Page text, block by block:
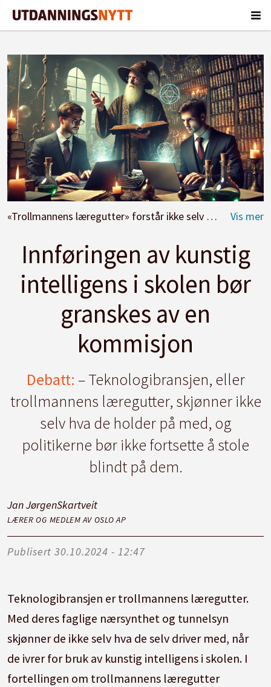
«Trollmannens læregutter» forstår ikke selv hva de driver med, skriver Jan Jørgen Skartveit.
Innføringen av kunstig
intelligens i skolen bør
granskes av en
kommisjon
Debatt: – Teknologibransjen, eller
trollmannens læregutter, skjønner ikke
selv hva de holder på med, og
politikerne bør ikke fortsette å stole
blindt på dem.
Jan JørgenSkartveit
LÆRER OG MEDLEM AV OSLO AP
Publisert 30.10.2024 - 12:47
Teknologibransjen er trollmannens læregutter.
Med deres faglige nærsynthet og tunnelsyn
skjønner de ikke selv hva de selv driver med, når
de ivrer for bruk av kunstig intelligens i skolen. I
fortellingen om trollmannens læregutter